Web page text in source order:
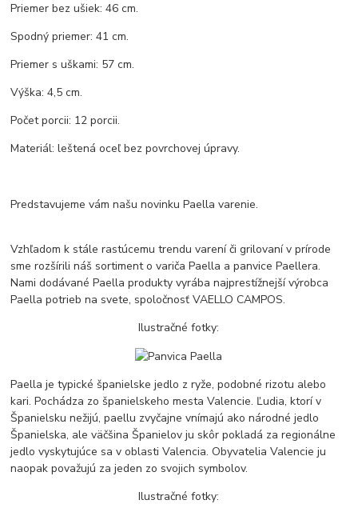
Priemer bez ušiek: 46 cm.
Spodný priemer: 41 cm.
Priemer s uškami: 57 cm.
Výška: 4,5 cm.
Počet porcii: 12 porcii.
Materiál: leštená oceľ bez povrchovej úpravy.
Predstavujeme vám našu novinku Paella varenie.
Vzhľadom k stále rastúcemu trendu varení či grilovaní v prírode
sme rozšírili náš sortiment o variča Paella a panvice Paellera.
Nami dodávané Paella produkty vyrába najprestížnejší výrobca
Paella potrieb na svete, spoločnosť VAELLO CAMPOS.
Ilustračné fotky:
Paella je typické španielske jedlo z ryže, podobné rizotu alebo
kari. Pochádza zo španielskeho mesta Valencie. Ľudia, ktorí v
Španielsku nežijú, paellu zvyčajne vnímajú ako národné jedlo
Španielska, ale väčšina Španielov ju skôr pokladá za regionálne
jedlo vyskytujúce sa v oblasti Valencia. Obyvatelia Valencie ju
naopak považujú za jeden zo svojich symbolov.
Ilustračné fotky: